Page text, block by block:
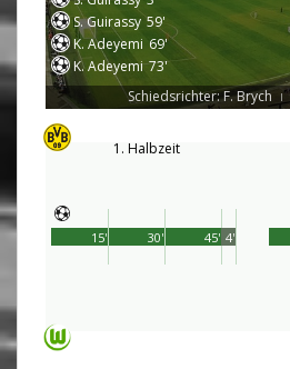
S. Guirassy 59'
K. Adeyemi 69'
K. Adeyemi 73'
Schiedsrichter: F. Brych
|
1. Halbzeit
45'
15' 30' 4'